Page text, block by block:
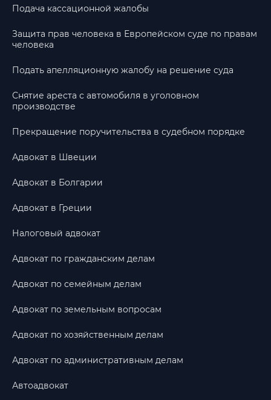
Подача кассационной жалобы
Защита прав человека в Европейском суде по правам
человека
Подать апелляционную жалобу на решение суда
Снятие ареста с автомобиля в уголовном
производстве
Прекращение поручительства в судебном порядке
Адвокат в Швеции
Адвокат в Болгарии
Адвокат в Греции
Налоговый адвокат
Адвокат по гражданским делам
Адвокат по семейным делам
Адвокат по земельным вопросам
Адвокат по хозяйственным делам
Адвокат по административным делам
Автоадвокат